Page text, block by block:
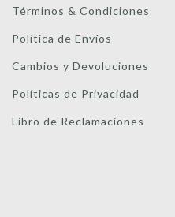
Términos & Condiciones
Política de Envíos
Cambios y Devoluciones
Políticas de Privacidad
Libro de Reclamaciones